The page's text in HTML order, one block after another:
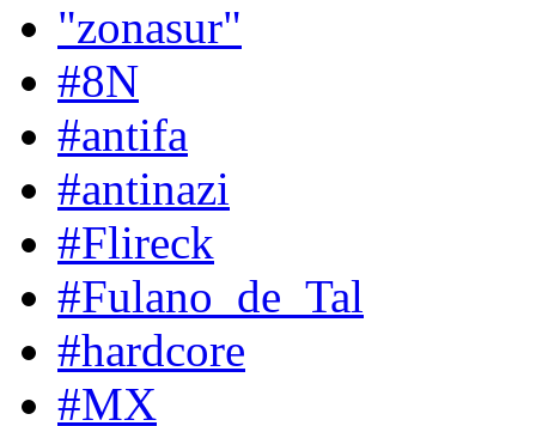
"zonasur"
#8N
#antifa
#antinazi
#Flireck
#Fulano_de_Tal
#hardcore
#MX